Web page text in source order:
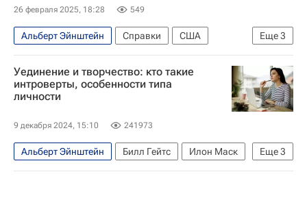
26 февраля 2025, 18:28 549
Еще3
Альберт Эйнштейн Справки
США
Милан
Чарльз Дарвин Мюнхен
Уединение и творчество: кто такие
интроверты, особенности типа
личности
9 декабря 2024, 15:10 241973
Еще3
Альберт Эйнштейн Билл Гейтс
Илон Маск
Tesla motors
SpaceX Microsoft Corporation